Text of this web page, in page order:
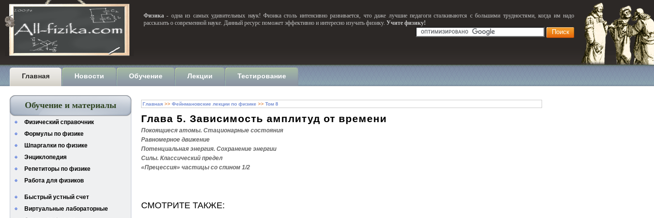
Физика - одна из самых удивительных наук! Физика столь интенсивно развивается, что даже лучшие педагоги сталкиваются с большими трудностями, когда им надо
рассказать о современной науке. Данный ресурс поможет эффективно и интересно изучать физику. Учите физику!
Главная Новости Обучение Лекции Тестирование
Обучение и материалы
Физический справочник
Формулы по физике
Шпаргалки по физике
Энциклопедия
Репетиторы по физике
Работа для физиков
Быстрый устный счет
Виртуальные лабораторные
Главная >> Фейнмановские лекции по физике >> Том 8
Глава 5. Зависимость амплитуд от времени
Покоящиеся атомы. Стационарные состояния
Равномерное движение
Потенциальная энергия. Сохранение энергии
Силы. Классический предел
«Прецессия» частицы со спином 1/2
СМОТРИТЕ ТАКЖЕ: